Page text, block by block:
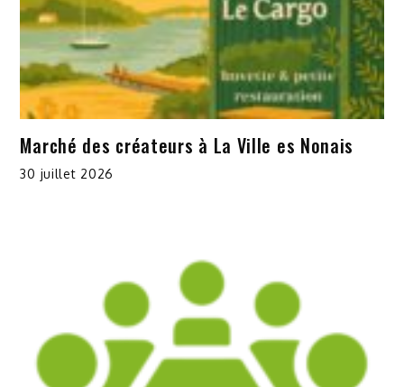
Marché des créateurs à La Ville es Nonais
30 juillet 2026